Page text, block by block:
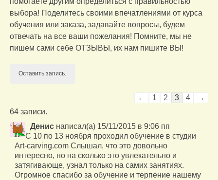
Контакты/доставка
выбора! Поделитесь своими впечатлениями от курса
обучения или заказа, задавайте вопросы, будем
отвечать на все ваши пожелания! Помните, мы не
пишем сами себе ОТЗЫВЫ, их нам пишите ВЫ!
Навигация
гостевой
книги
← 1 2 3 4
→
64 записи.
Денис написал(а) 15/11/2015 в 9:06 пп
С 10 по 13 ноября проходил обучение в студии
Art-carving.com Слышал, что это довольно
интересно, но на сколько это увлекательно и
затягивающе, узнал только на самих занятиях.
Огромное спасибо за обучение и терпение нашему